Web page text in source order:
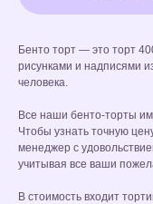
Бенто торт — это торт
рисунками и надписями
человека.
Все наши бенто-торты
Чтобы узнать точную
менеджер с
учитывая все ваши
В стоимость входит